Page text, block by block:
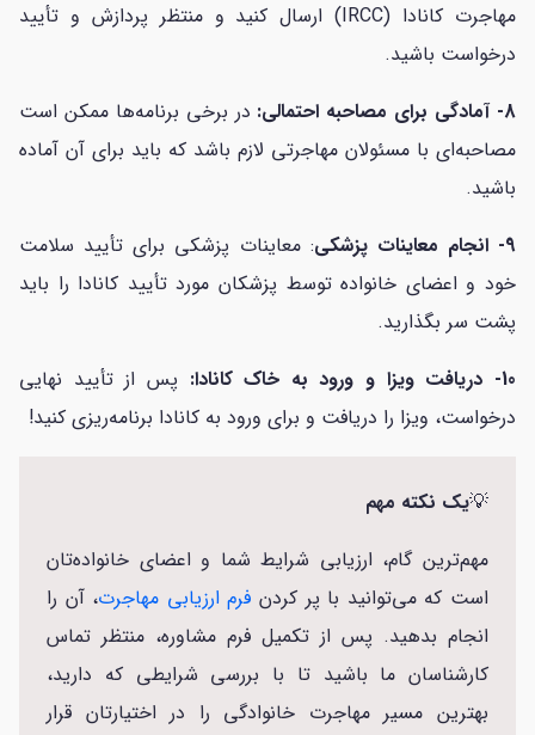
مهاجرت کانادا (IRCC) ارسال کنید و منتظر پردازش و تأیید
درخواست باشید.
8- آمادگی برای مصاحبه احتمالی:
در برخی برنامه‌ها ممکن است
مصاحبه‌ای با مسئولان مهاجرتی لازم باشد که باید برای آن آماده
باشید.
9- انجام معاینات پزشکی
: معاینات پزشکی برای تأیید سلامت
خود و اعضای خانواده توسط پزشکان مورد تأیید کانادا را باید
پشت سر بگذارید.
10- دریافت ویزا و ورود به خاک کانادا:
پس از تأیید نهایی
درخواست، ویزا را دریافت و برای ورود به کانادا برنامه‌ریزی کنید!
💡یک نکته مهم
مهم‌ترین گام، ارزیابی شرایط شما و اعضای خانواده‌تان
است که می‌توانید با پر کردن فرم ارزیابی مهاجرت، آن را
انجام بدهید. پس از تکمیل فرم مشاوره، منتظر تماس
کارشناسان ما باشید تا با بررسی شرایطی که دارید،
بهترین مسیر مهاجرت خانوادگی را در اختیارتان قرار